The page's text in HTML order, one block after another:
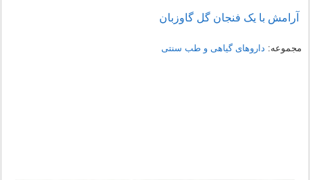
آرامش با یک فنجان گل گاوزبان
مجموعه: داروهای گیاهی و طب سنتی